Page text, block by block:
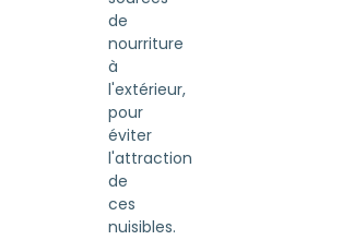
de
nourriture
à
l'extérieur,
pour
éviter
l'attraction
de
ces
nuisibles.